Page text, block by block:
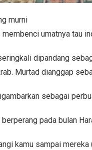
murni
membenci umatnya tau
dipandang
Murtad dianggap
sebagai
pada bulan
kamu sampai